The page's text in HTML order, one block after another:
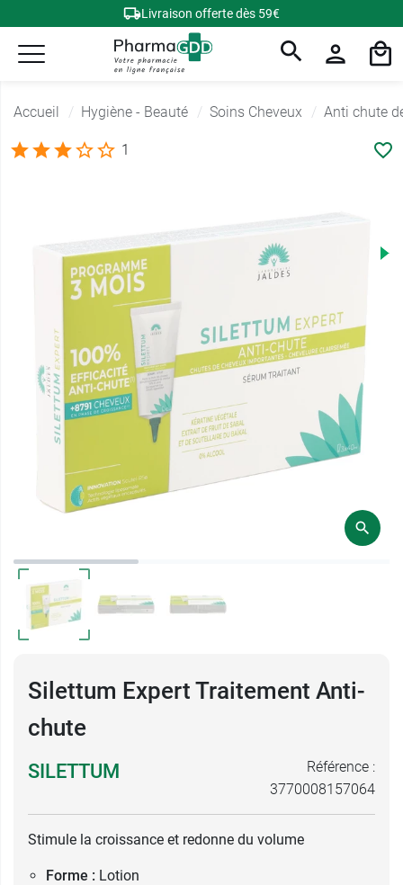
Livraison offerte dès 59€
Accueil Hygiène - Beauté Soins Cheveux Anti chute
1
Silettum Expert Traitement Anti-
chute
SILETTUM
Référence :
3770008157064
Stimule la croissance et redonne du volume
Forme : Lotion